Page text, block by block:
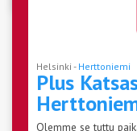
Helsinki - Herttoniemi
Plus
Olemme se tuttu